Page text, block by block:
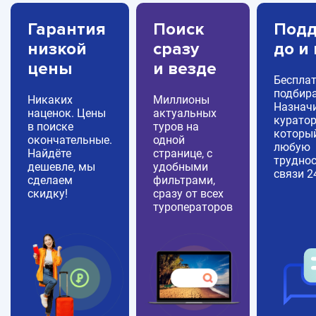
Гарантия
низкой
цены
Никаких
наценок. Цены
в поиске
окончательные.
Найдёте
дешевле, мы
сделаем
скидку!
Поиск
сразу
и везде
Миллионы
актуальных
туров на
одной
странице, с
удобными
фильтрами,
сразу от всех
туроператоров
до и
любую
связи